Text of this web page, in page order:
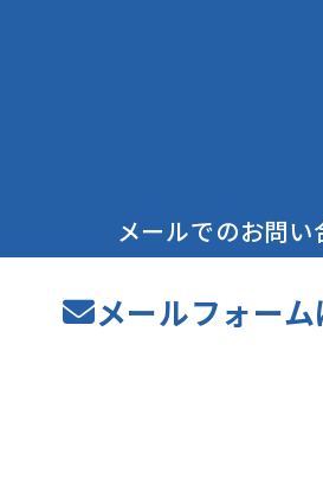
メールでのお問い
メールフォー